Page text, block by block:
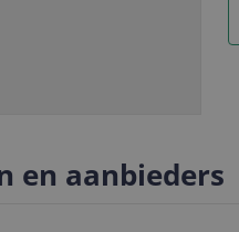
en aanbieders